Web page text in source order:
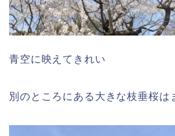
青空に映えてきれい
別のところにある大きな枝垂桜は